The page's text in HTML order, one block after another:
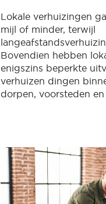
Lokale verhuizingen
mijl of minder, terwijl
Bovendien hebben
enigszins beperkte
verhuizen dingen
dorpen, voorsteden en